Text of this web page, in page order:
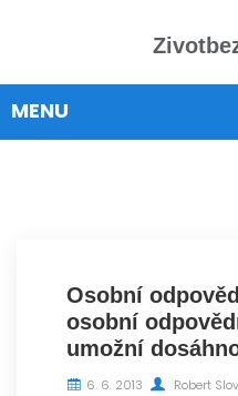
Osobní
osobní
umožní
6. 6. 2013 Robert